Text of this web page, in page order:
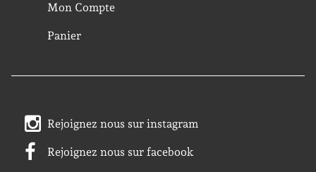
Mon Compte
Panier
Rejoignez nous sur instagram
Rejoignez nous sur facebook